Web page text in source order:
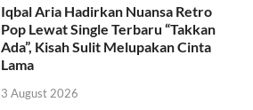
Iqbal Aria Hadirkan Nuansa Retro
Pop Lewat Single Terbaru “Takkan
Ada”, Kisah Sulit Melupakan Cinta
Lama
3 August 2026